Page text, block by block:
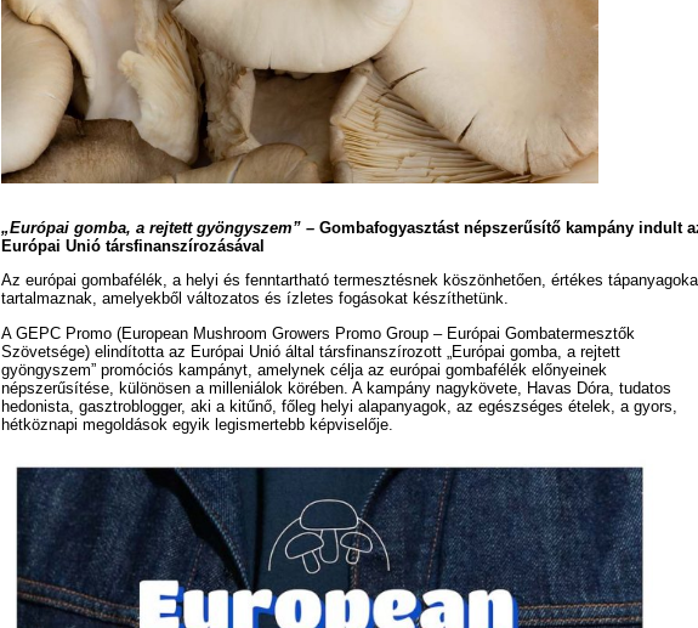
„Európai gomba, a rejtett gyöngyszem” – Gombafogyasztást népszerűsítő kampány indult
Európai Unió társfinanszírozásával
Az európai gombafélék, a helyi és fenntartható termesztésnek köszönhetően, értékes
tartalmaznak, amelyekből változatos és ízletes fogásokat készíthetünk.
A GEPC Promo (European Mushroom Growers Promo Group – Európai Gombatermesztők
Szövetsége) elindította az Európai Unió által társfinanszírozott „Európai gomba, a rejtett
gyöngyszem” promóciós kampányt, amelynek célja az európai gombafélék előnyeinek
népszerűsítése, különösen a milleniálok körében. A kampány nagykövete, Havas Dóra, tudatos
hedonista, gasztroblogger, aki a kitűnő, főleg helyi alapanyagok, az egészséges ételek, a gyors,
hétköznapi megoldások egyik legismertebb képviselője.